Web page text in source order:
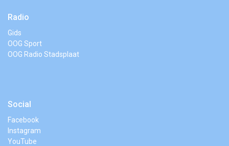
Radio
Gids
OOG Sport
OOG Radio Stadsplaat
Social
Facebook
Instagram
YouTube